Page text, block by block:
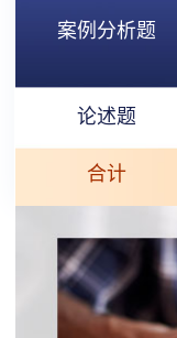
案例分析题
论述题
合计